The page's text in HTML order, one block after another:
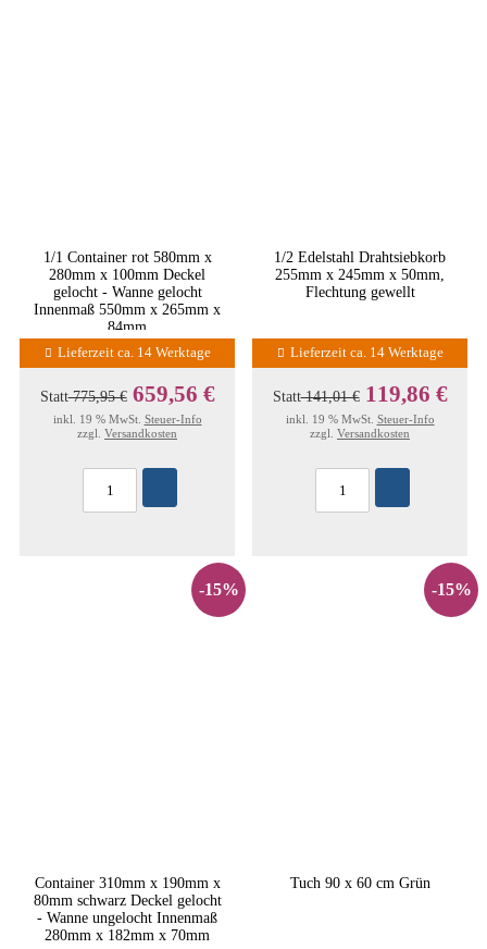
1/1 Container rot 580mm x
280mm x 100mm Deckel
gelocht - Wanne gelocht
Innenmaß 550mm x 265mm x
84mm
Lieferzeit ca. 14 Werktage
Statt775,95 € 659,56 €
inkl. 19 % MwSt. Steuer-Info
zzgl. Versandkosten
1/2 Edelstahl Drahtsiebkorb
255mm x 245mm x 50mm,
Flechtung gewellt
Lieferzeit ca. 14 Werktage
Statt141,01 € 119,86 €
inkl. 19 % MwSt. Steuer-Info
zzgl. Versandkosten
-15%
Container 310mm x 190mm x
80mm schwarz Deckel gelocht
- Wanne ungelocht Innenmaß
280mm x 182mm x 70mm
-15%
Tuch 90 x 60 cm Grün